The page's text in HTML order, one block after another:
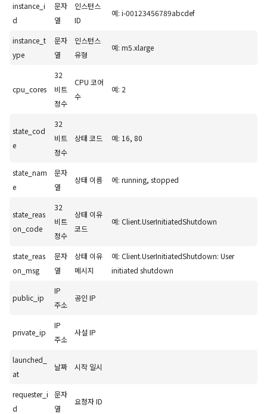
instance_i
d
문자
열
인스턴스
ID
예: i-00123456789abcdef
instance_t
ype
문자
열
인스턴스
유형
예: m5.xlarge
cpu_cores
32
비트
정수
CPU 코어
수
예: 2
state_cod
e
32
비트
정수
상태 코드 예: 16, 80
state_nam
e
문자
열
상태 이름 에: running, stopped
state_reas
on_code
32
비트
정수
상태 이유
코드
예: Client.UserInitiatedShutdown
state_reas
on_msg
문자
열
상태 이유
메시지
예: Client.UserInitiatedShutdown: User
initiated shutdown
public_ip
IP
주소
공인 IP
private_ip
IP
주소
사설 IP
launched_
at
날짜 시작 일시
requester_i
d
문자
열
요청자 ID